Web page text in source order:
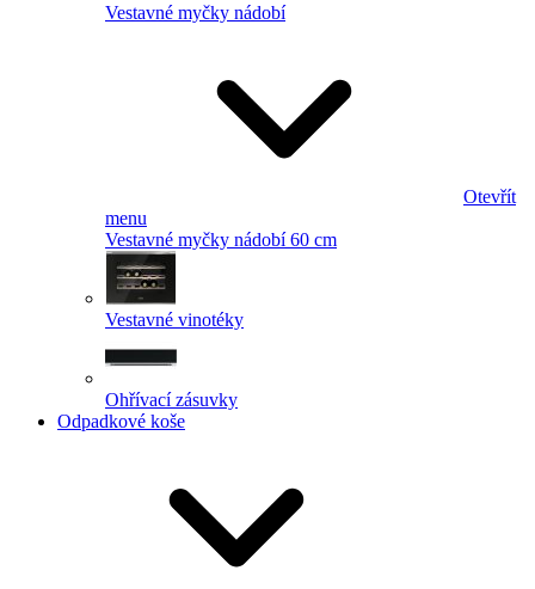
Vestavné myčky nádobí
Otevřít
menu
Vestavné myčky nádobí 60 cm
Vestavné vinotéky
Ohřívací zásuvky
Odpadkové koše